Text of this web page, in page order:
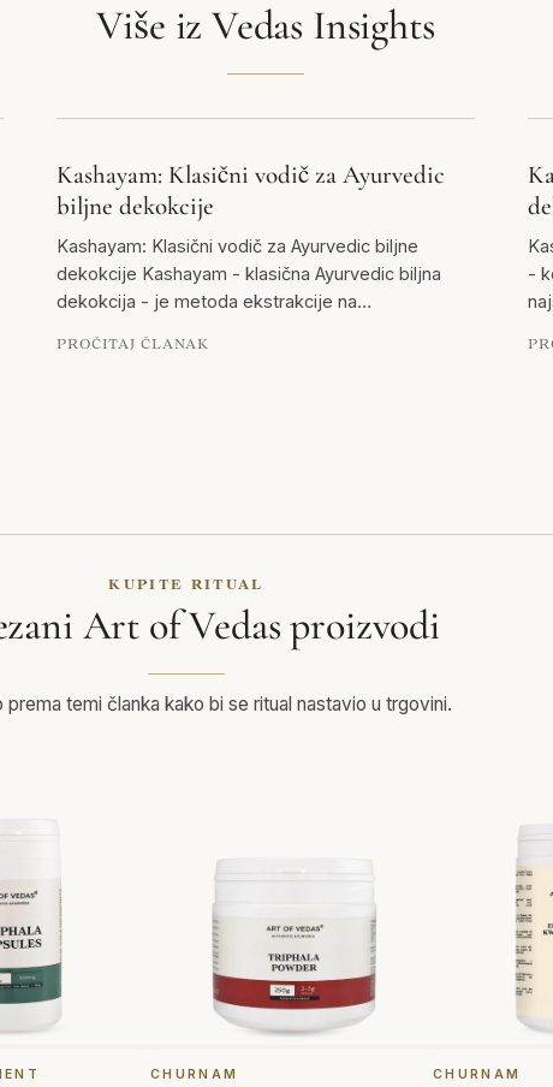
Više iz Vedas Insights
Kashayam: Klasični vodič za Ayurvedic
biljne dekokcije
Kashayam: Klasični vodič za Ayurvedic biljne
dekokcije Kashayam - klasična Ayurvedic biljna
dekokcija - je metoda ekstrakcije na…
PROČITAJ ČLANAK
-
KUPITE RITUAL
Art of Vedas proizvodi
prema temi članka kako bi se ritual nastavio u trgovini.
CHURNAM CHURNAM